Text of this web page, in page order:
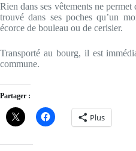
Rien dans ses vêtements ne
trouvé dans ses poches qu’un
écorce de bouleau ou de cerisier.
Transporté au bourg, il est
commune.
Partager :
Plus